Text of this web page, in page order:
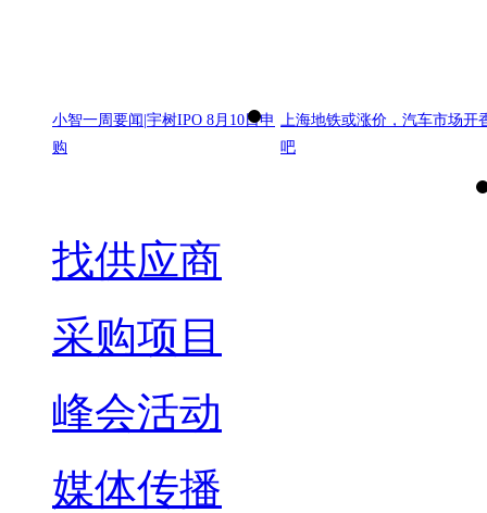
小智一周要闻|宇树IPO 8月10日申
购
上海地铁或涨价，汽车市场开
吧
找供应商
采购项目
峰会活动
媒体传播